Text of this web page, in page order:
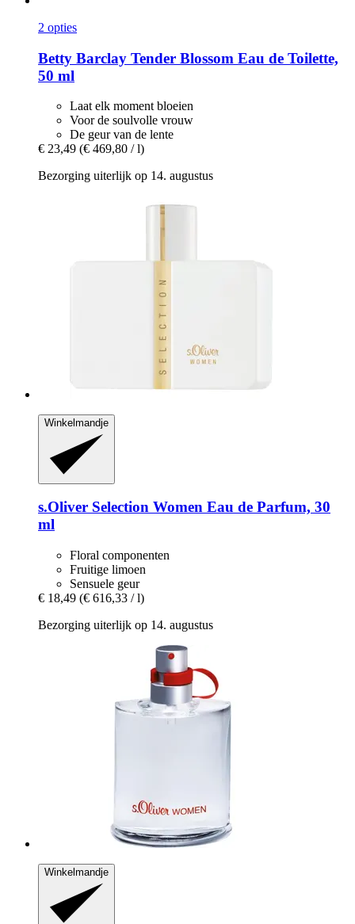
2 opties
Betty Barclay Tender Blossom Eau de Toilette,
50 ml
Laat elk moment bloeien
Voor de soulvolle vrouw
De geur van de lente
€ 23,49 (€ 469,80 / l)
Bezorging uiterlijk op 14. augustus
Winkelmandje
s.Oliver Selection Women Eau de Parfum, 30
ml
Floral componenten
Fruitige limoen
Sensuele geur
€ 18,49 (€ 616,33 / l)
Bezorging uiterlijk op 14. augustus
Winkelmandje